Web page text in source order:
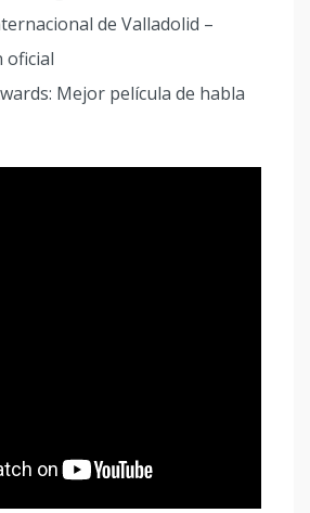
de Valladolid –
oficial
Mejor película de habla